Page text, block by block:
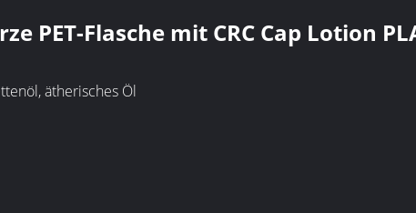
PET-Flasche mit CRC Cap Lotion
ätherisches Öl